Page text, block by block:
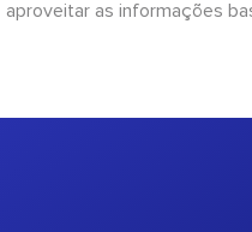
aproveitar as informações